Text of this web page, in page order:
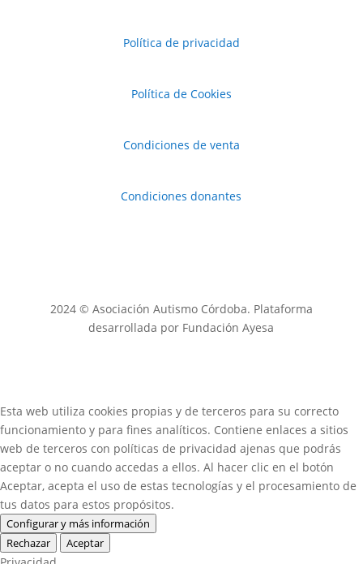
Política de privacidad
Política de Cookies
Condiciones de venta
Condiciones donantes
2024 © Asociación Autismo Córdoba. Plataforma
desarrollada por Fundación Ayesa
Esta web utiliza cookies propias y de terceros para su correcto
funcionamiento y para fines analíticos. Contiene enlaces a sitios
web de terceros con políticas de privacidad ajenas que podrás
aceptar o no cuando accedas a ellos. Al hacer clic en el botón
Aceptar, acepta el uso de estas tecnologías y el procesamiento de
tus datos para estos propósitos.
Configurar y más información
Rechazar
Aceptar